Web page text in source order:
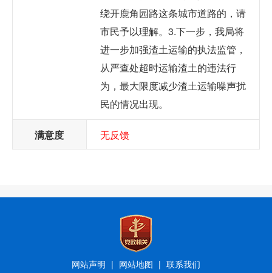
绕开鹿角园路这条城市道路的，请
市民予以理解。3.下一步，我局将
进一步加强渣土运输的执法监管，
从严查处超时运输渣土的违法行
为，最大限度减少渣土运输噪声扰
民的情况出现。
满意度 无反馈
网站声明 | 网站地图 | 联系我们